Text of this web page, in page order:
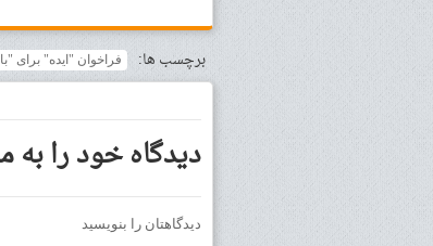
برچسب ها: فراخوان "ایده" برای
دیدگاه خود را به
دیدگاهتان را بنویسید